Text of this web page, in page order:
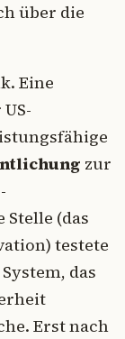
über die
Eine
zur
(das
testete
das
Erst nach